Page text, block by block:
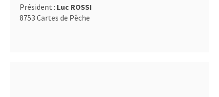
Président : Luc ROSSI
8753 Cartes de Pêche